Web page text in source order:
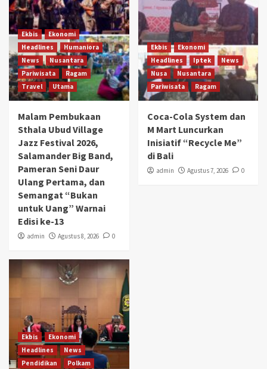
Ekbis
Ekonomi
Headlines
Humaniora
News
Nusantara
Pariwisata
Ragam
Travel
Utama
Malam Pembukaan
Sthala Ubud Village
Jazz Festival 2026,
Salamander Big Band,
Pameran Seni Daur
Ulang Pertama, dan
Semangat “Bukan
untuk Uang” Warnai
Edisi ke-13
admin Agustus 8, 2026 0
Ekbis
Ekonomi
Headlines
Iptek
News
Nusa
Nusantara
Pariwisata
Ragam
Coca-Cola System dan
M Mart Luncurkan
Inisiatif “Recycle Me”
di Bali
admin Agustus 7, 2026 0
Ekbis
Ekonomi
Headlines
News
Pendidikan
Polkam